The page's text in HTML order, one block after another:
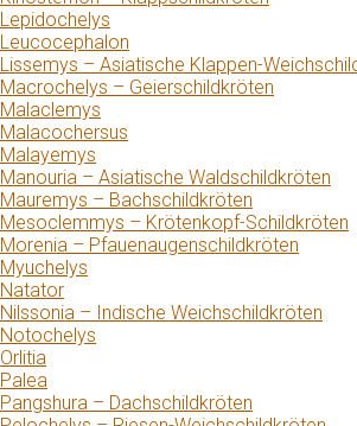
– Asiatische Klappen-
– Geierschildkröten
– Asiatische Waldschildkröten
– Bachschildkröten
– Krötenkopf-Schildkröten
– Pfauenaugenschildkröten
– Indische Weichschildkröten
– Dachschildkröten